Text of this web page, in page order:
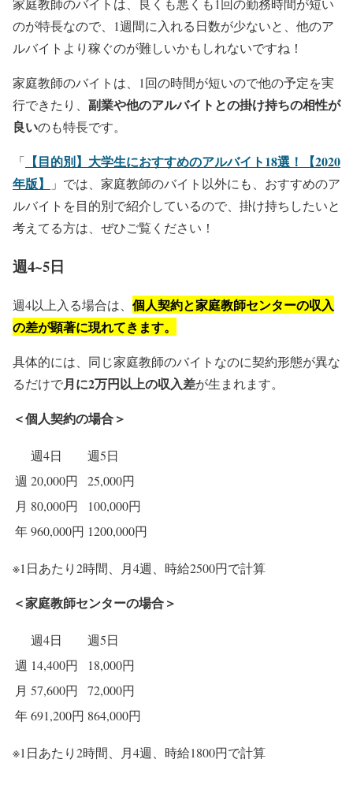
家庭教師のバイトは、良くも悪くも1回の勤務時間が短い
のが特長なので、1週間に入れる日数が少ないと、他のア
ルバイトより稼ぐのが難しいかもしれないですね！
家庭教師のバイトは、1回の時間が短いので他の予定を実
行できたり、 副業や他のアルバイトとの掛け持ちの相性が
良いのも特長です。
「 【目的別】大学生におすすめのアルバイト18選！【2020
年版】
」では、家庭教師のバイト以外にも、おすすめのア
ルバイトを目的別で紹介しているので、掛け持ちしたいと
考えてる方は、ぜひご覧ください！
週4~5日
週4以上入る場合は、 個人契約と家庭教師センターの収入
の差が顕著に現れてきます。
具体的には、同じ家庭教師のバイトなのに契約形態が異な
るだけで月に2万円以上の収入差が生まれます。
＜個人契約の場合＞
週4日
週5日
週 20,000円
25,000円
月 80,000円
100,000円
年960,000円 1200,000円
※1日あたり2時間、月4週、時給2500円で計算
＜家庭教師センターの場合＞
週4日
週5日
週 14,400円
18,000円
月 57,600円
72,000円
年691,200円 864,000円
※1日あたり2時間、月4週、時給1800円で計算